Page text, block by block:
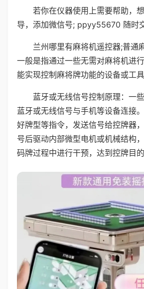
若你在仪器使用上需要帮助，
导，添加微信号; ppyy55670 随时
兰州哪里有麻将机遥控器;普通
一般是指通过一些无需对麻将机进
能实现控制麻将牌功能的设备或工具
蓝牙或无线信号控制原理：一
蓝牙或无线信号与手机等设备连接
好牌型等指令，发送信号给控牌器
号后驱动内部微型电机或机械结构
码牌过程中进行干预，达到控牌目的